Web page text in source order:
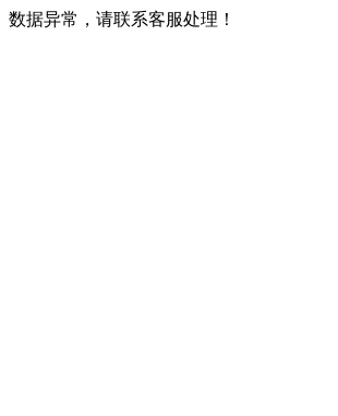
数据异常，请联系客服处理！